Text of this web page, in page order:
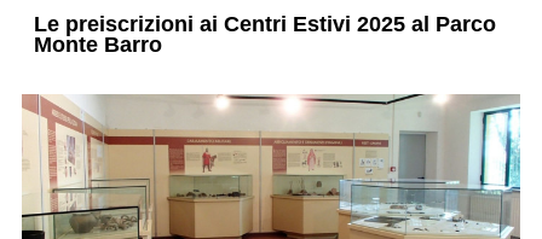
Le preiscrizioni ai Centri Estivi 2025 al Parco
Monte Barro